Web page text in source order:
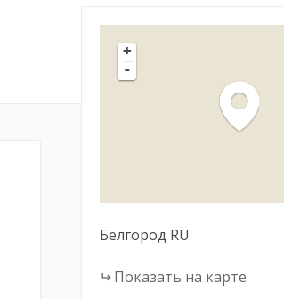
+
-
Белгород RU
Показать на карте